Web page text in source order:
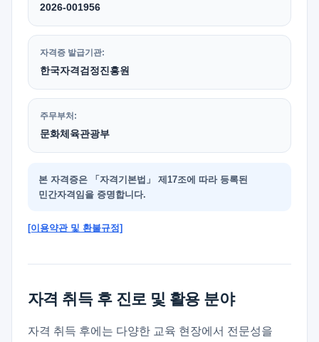
2026-001956
자격증 발급기관:
한국자격검정진흥원
주무부처:
문화체육관광부
본 자격증은 「자격기본법」 제17조에 따라 등록된
민간자격임을 증명합니다.
[이용약관 및 환불규정]
자격 취득 후 진로 및 활용 분야
자격 취득 후에는 다양한 교육 현장에서 전문성을